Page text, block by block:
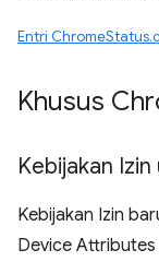
Entri
Khusus
Kebijakan
Kebijakan Izin
Device Attributes